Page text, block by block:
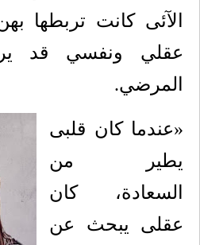
الآئى كانت تربطها
عقلي ونفسي قد
المرضي.
«عندما كان قلبى
يطير من
السعادة، كان
عقلى يبحث عن